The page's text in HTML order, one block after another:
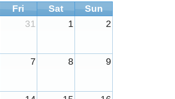
Fri Sat
Sun
31 1 2
7 8 9